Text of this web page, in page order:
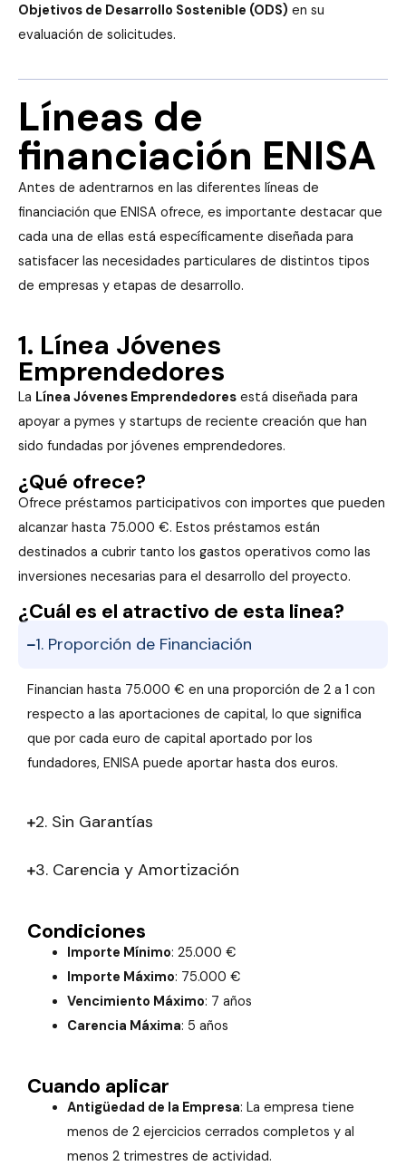
Objetivos de Desarrollo Sostenible (ODS) en su
evaluación de solicitudes.
Líneas de
financiación ENISA
Antes de adentrarnos en las diferentes líneas de
financiación que ENISA ofrece, es importante destacar que
cada una de ellas está específicamente diseñada para
satisfacer las necesidades particulares de distintos tipos
de empresas y etapas de desarrollo.
1. Línea Jóvenes
Emprendedores
La Línea Jóvenes Emprendedores está diseñada para
apoyar a pymes y startups de reciente creación que han
sido fundadas por jóvenes emprendedores.
¿Qué ofrece?
Ofrece préstamos participativos con importes que pueden
alcanzar hasta 75.000 €. Estos préstamos están
destinados a cubrir tanto los gastos operativos como las
inversiones necesarias para el desarrollo del proyecto.
¿Cuál es el atractivo de esta linea?
1. Proporción de Financiación
Financian hasta 75.000 € en una proporción de 2 a 1 con
respecto a las aportaciones de capital, lo que significa
que por cada euro de capital aportado por los
fundadores, ENISA puede aportar hasta dos euros.
2. Sin Garantías
3. Carencia y Amortización
Condiciones
Importe Mínimo: 25.000 €
Importe Máximo: 75.000 €
Vencimiento Máximo: 7 años
Carencia Máxima: 5 años
Cuando aplicar
Antigüedad de la Empresa: La empresa tiene
menos de 2 ejercicios cerrados completos y al
menos 2 trimestres de actividad.